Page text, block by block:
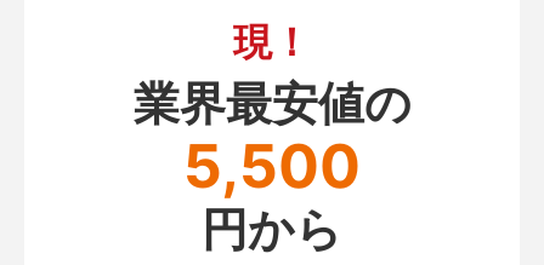
現！
業界最安値の
5,500
円から